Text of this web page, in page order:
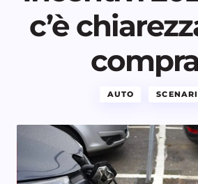
c’è
AUTO SCENARI